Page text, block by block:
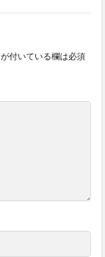
が付いている欄は必須